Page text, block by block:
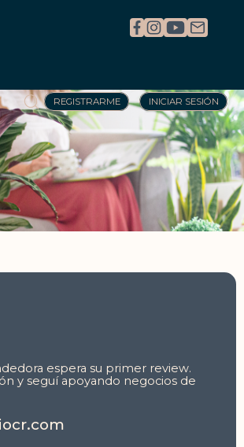
REGISTRARME INICIAR SESIÓN
espera su primer review.
y seguí apoyando negocios de